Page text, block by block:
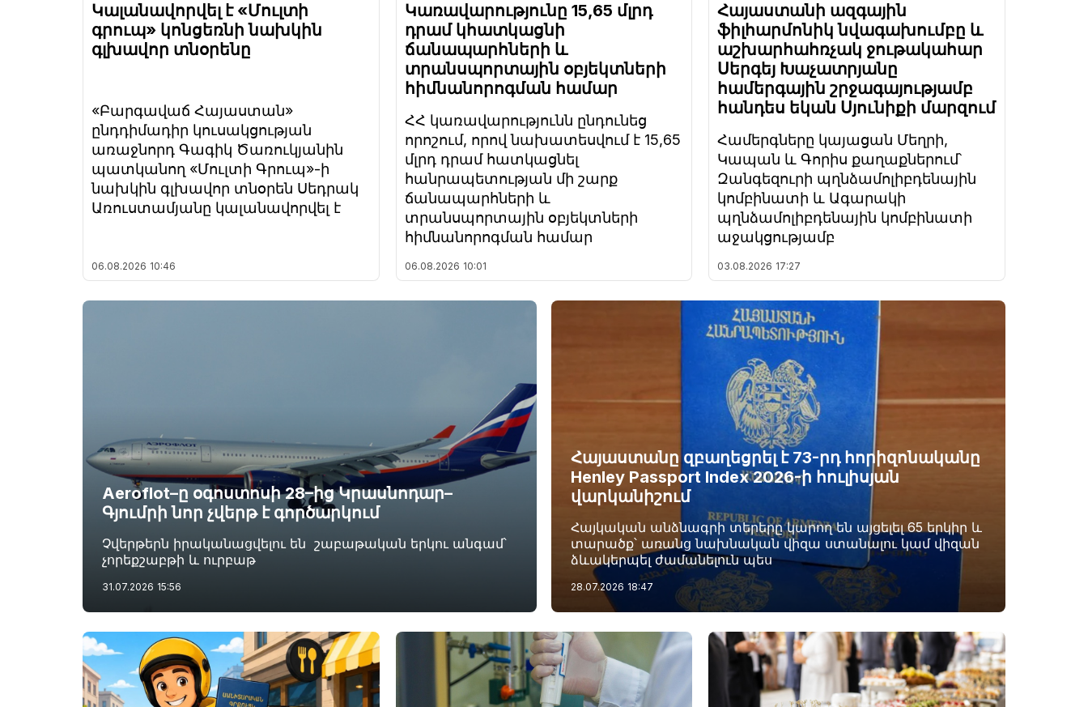
Կալանավորվել է «Մուլտի
գրուպ» կոնցեռնի նախկին
գլխավոր տնօրենը
«Բարգավաճ Հայաստան»
ընդդիմադիր կուսակցության
առաջնորդ Գագիկ Ծառուկյանին
պատկանող «Մուլտի Գրուպ»-ի
նախկին գլխավոր տնօրեն Սեդրակ
Առուստամյանը կալանավորվել է
06.08.2026 10:46
Կառավարությունը 15,65 մլրդ
դրամ կհատկացնի
ճանապարհների և
տրանսպորտային օբյեկտների
հիմնանորոգման համար
ՀՀ կառավարությունն ընդունեց
որոշում, որով նախատեսվում է 15,65
մլրդ դրամ հատկացնել
հանրապետության մի շարք
ճանապարհների և
տրանսպորտային օբյեկտների
հիմնանորոգման համար
06.08.2026 10:01
Հայաստանի ազգային
ֆիլհարմոնիկ նվագախումբը և
աշխարհահռչակ ջութակահար
Սերգեյ Խաչատրյանը
համերգային շրջագայությամբ
հանդես եկան Սյունիքի մարզում
Համերգները կայացան Մեղրի,
Կապան և Գորիս քաղաքներում՝
Զանգեզուրի պղնձամոլիբդենային
կոմբինատի և Ագարակի
պղնձամոլիբդենային կոմբինատի
աջակցությամբ
03.08.2026 17:27
Aeroflot–ը օգոստոսի 28–ից Կրասնոդար–
Գյումրի նոր չվերթ է գործարկում
Չվերթերն իրականացվելու են շաբաթական երկու անգամ՝
չորեքշաբթի և ուրբաթ
31.07.2026 15:56
Հայաստանը զբաղեցրել է 73-րդ հորիզոնականը
Henley Passport Index 2026-ի հուլիսյան
վարկանիշում
Հայկական անձնագրի տերերը կարող են այցելել 65 երկիր և
տարածք՝ առանց նախնական վիզա ստանալու կամ վիզան
ձևակերպել ժամանելուն պես
28.07.2026 18:47